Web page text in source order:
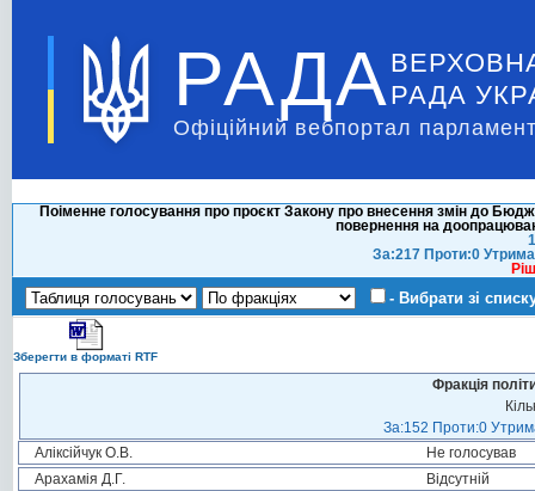
РАДА РАДА
Офіційний вебпортал
Поіменне голосування про проєкт Закону про внесення змін до
повернення на
За:217 Проти:0
- Вибрати зі
Зберегти в форматі RTF
Фракція
За:152 Проти:0
Аліксійчук О.В.
Не голосував
Арахамія Д.Г.
Відсутній